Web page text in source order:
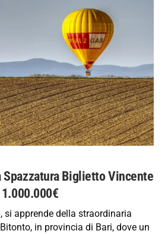
Spazzatura Biglietto Vincente
si apprende della straordinaria
in provincia di Bari, dove un